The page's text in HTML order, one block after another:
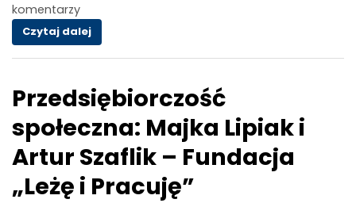
komentarzy
Czytaj dalejPrelekcja: Wizje przyszłości w literaturze
Przedsiębiorczość
społeczna: Majka Lipiak i
Artur Szaflik – Fundacja
„Leżę i Pracuję”